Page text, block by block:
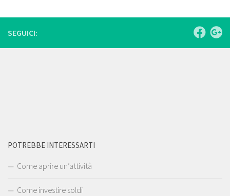
SEGUICI:
POTREBBE INTERESSARTI
Come aprire un’attività
Come investire soldi